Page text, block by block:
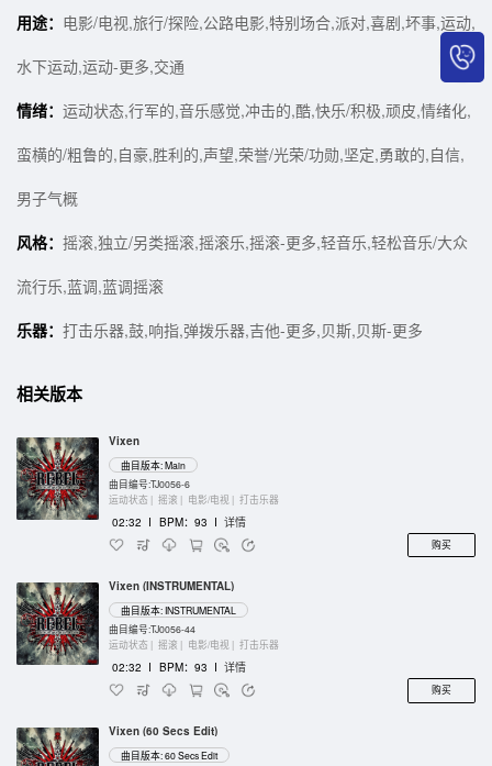
用途： 电影/电视,旅行/探险,公路电影,特别场合,派对,喜剧,坏事,运动,
水下运动,运动-更多,交通
情绪： 运动状态,行军的,音乐感觉,冲击的,酷,快乐/积极,顽皮,情绪化,
蛮横的/粗鲁的,自豪,胜利的,声望,荣誉/光荣/功勋,坚定,勇敢的,自信,
男子气概
风格： 摇滚,独立/另类摇滚,摇滚乐,摇滚-更多,轻音乐,轻松音乐/大众
流行乐,蓝调,蓝调摇滚
乐器： 打击乐器,鼓,响指,弹拨乐器,吉他-更多,贝斯,贝斯-更多
相关版本
Vixen
曲目版本: Main
曲目编号:TJ0056-6
运动状态 | 摇滚 | 电影/电视 | 打击乐器
02:32 I BPM：93 I 详情
购买
Vixen (INSTRUMENTAL)
曲目版本: INSTRUMENTAL
曲目编号:TJ0056-44
运动状态 | 摇滚 | 电影/电视 | 打击乐器
02:32 I BPM：93 I 详情
购买
Vixen (60 Secs Edit)
曲目版本: 60 Secs Edit